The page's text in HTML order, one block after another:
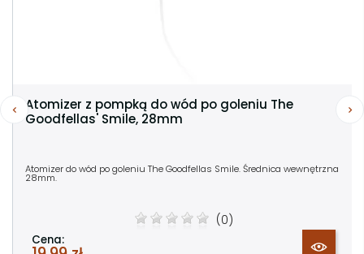
Atomizer z pompką do wód po goleniu The
Goodfellas' Smile, 28mm
Atomizer do wód po goleniu The Goodfellas Smile. Średnica wewnętrzna
28mm.
(0)
Cena: